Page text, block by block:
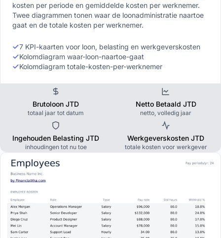
kosten per periode en gemiddelde kosten per werknemer.
Twee diagrammen tonen waar de loonadministratie naartoe
gaat en de totale kosten per werknemer.
7 KPI-kaarten voor loon, belasting en werkgeverskosten
Kolomdiagram waar-loon-naartoe-gaat
Kolomdiagram totale-kosten-per-werknemer
Brutoloon JTD
totaal jaar tot datum
Netto Betaald JTD
netto, volledig jaar
Ingehouden Belasting JTD
inhoudingen tot nu toe
Werkgeverskosten JTD
totale kosten voor werkgever